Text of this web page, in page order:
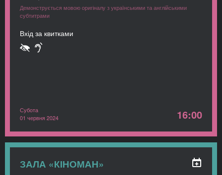
Демонструється мовою оригіналу з українськими та англійськими
субтитрами
Вхід за квитками
Субота
01 червня 2024
16:00
ЗАЛА «КІНОМАН»